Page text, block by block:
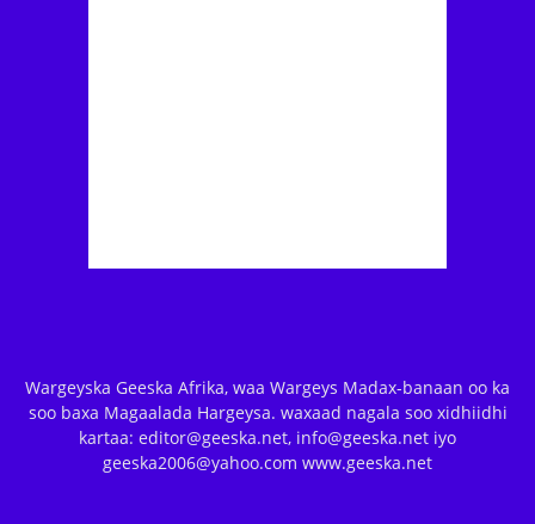
Wargeyska Geeska Afrika, waa Wargeys Madax-banaan oo ka
soo baxa Magaalada Hargeysa. waxaad nagala soo xidhiidhi
kartaa: editor@geeska.net, info@geeska.net iyo
geeska2006@yahoo.com www.geeska.net